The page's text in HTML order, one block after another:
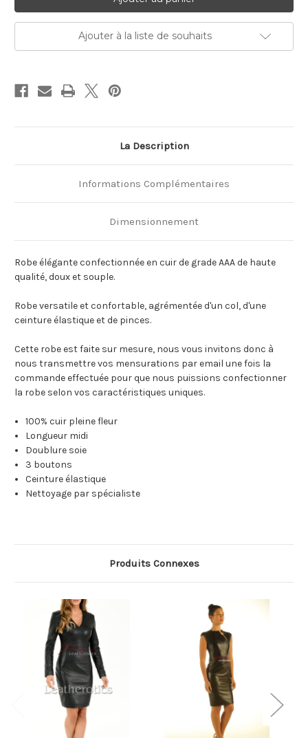
Ajouter à la liste de souhaits
La Description
Informations Complémentaires
Dimensionnement
Robe élégante confectionnée en cuir de grade AAA de haute
qualité, doux et souple.
Robe versatile et confortable, agrémentée d'un col, d'une
ceinture élastique et de pinces.
Cette robe est faite sur mesure, nous vous invitons donc à
nous transmettre vos mensurations par email une fois la
commande effectuée pour que nous puissions confectionner
la robe selon vos caractéristiques uniques.
100% cuir pleine fleur
Longueur midi
Doublure soie
3 boutons
Ceinture élastique
Nettoyage par spécialiste
Produits Connexes